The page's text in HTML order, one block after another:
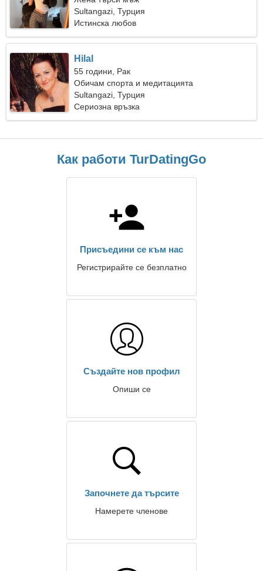
Sultangazi, Турция
Истинска любов
Hilal
55 години, Рак
Обичам спорта и медитацията
Sultangazi, Турция
Сериозна връзка
Как работи TurDatingGo
Присъедини се към нас
Регистрирайте се безплатно
Създайте нов профил
Опиши се
Започнете да търсите
Намерете членове